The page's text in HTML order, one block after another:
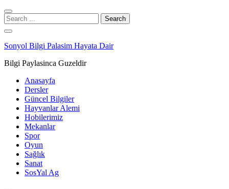
Skip
to
navigation
Skip
to
content
Search
for:
Sonyol Bilgi Palasim Hayata Dair
Bilgi Paylasinca Guzeldir
Anasayfa
Dersler
Güncel Bilgiler
Hayvanlar Alemi
Hobilerimiz
Mekanlar
Spor
Oyun
Sağlık
Sanat
SosYal Ag